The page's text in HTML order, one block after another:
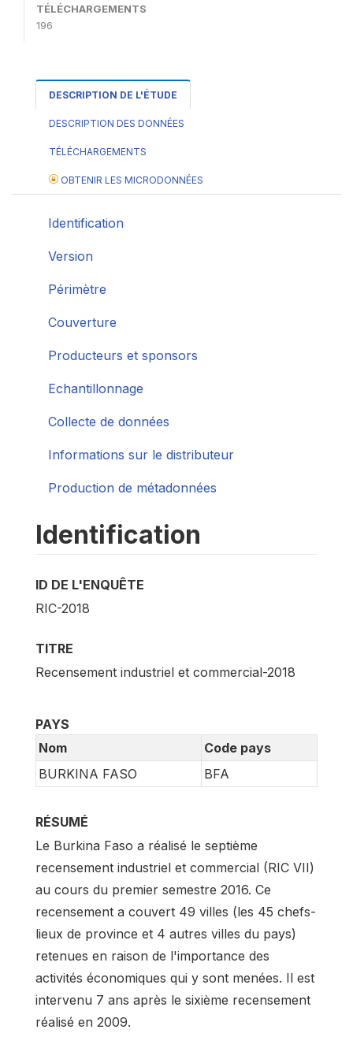
TÉLÉCHARGEMENTS
196
DESCRIPTION DE L'ÉTUDE
DESCRIPTION DES DONNÉES
TÉLÉCHARGEMENTS
OBTENIR LES MICRODONNÉES
Identification
Version
Périmètre
Couverture
Producteurs et sponsors
Echantillonnage
Collecte de données
Informations sur le distributeur
Production de métadonnées
Identification
ID DE L'ENQUÊTE
RIC-2018
TITRE
Recensement industriel et commercial-2018
PAYS
Nom
Code pays
BURKINA FASO
BFA
RÉSUMÉ
Le Burkina Faso a réalisé le septième
recensement industriel et commercial (RIC VII)
au cours du premier semestre 2016. Ce
recensement a couvert 49 villes (les 45 chefs-
lieux de province et 4 autres villes du pays)
retenues en raison de l'importance des
activités économiques qui y sont menées. Il est
intervenu 7 ans après le sixième recensement
réalisé en 2009.